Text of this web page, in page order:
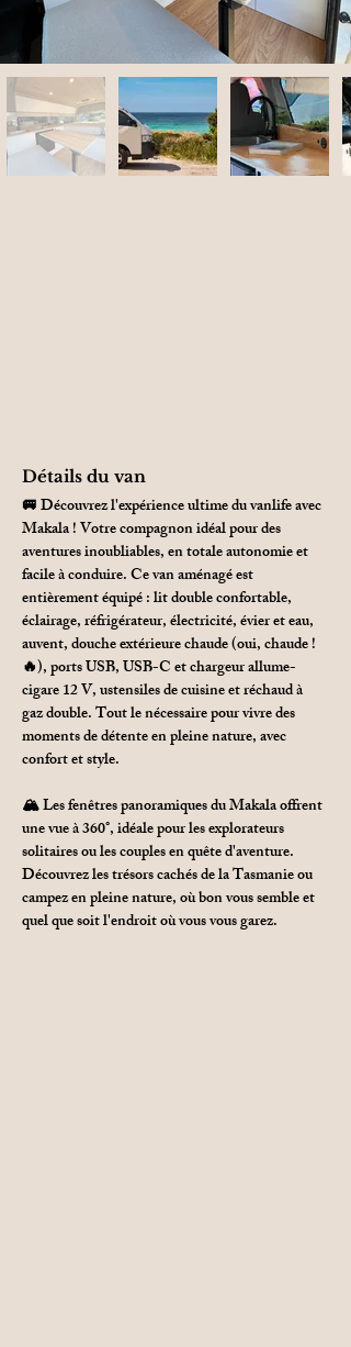
Détails du van
🚐 Découvrez l'expérience ultime du vanlife avec
Makala ! Votre compagnon idéal pour des
aventures inoubliables, en totale autonomie et
facile à conduire. Ce van aménagé est
entièrement équipé : lit double confortable,
éclairage, réfrigérateur, électricité, évier et eau,
auvent, douche extérieure chaude (oui, chaude !
🔥), ports USB, USB-C et chargeur allume-
cigare 12 V, ustensiles de cuisine et réchaud à
gaz double. Tout le nécessaire pour vivre des
moments de détente en pleine nature, avec
confort et style.
🏔 Les fenêtres panoramiques du Makala offrent
une vue à 360°, idéale pour les explorateurs
solitaires ou les couples en quête d'aventure.
Découvrez les trésors cachés de la Tasmanie ou
campez en pleine nature, où bon vous semble et
quel que soit l'endroit où vous vous garez.